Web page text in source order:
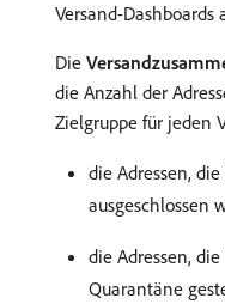
Versand-Dashboards
Die
die Anzahl der
Zielgruppe für jeden
die Adressen,
ausgeschlossen
die Adressen,
Quarantäne